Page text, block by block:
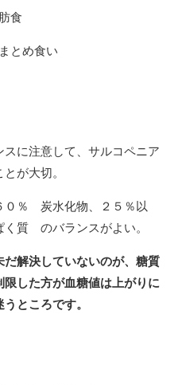
食
とめ食い
に注意して、サルコペニア
が大切。
０％ 炭水化物、２５％以
質 のバランスがよい。
解決していないのが、糖質
した方が血糖値は上がりに
ところです。